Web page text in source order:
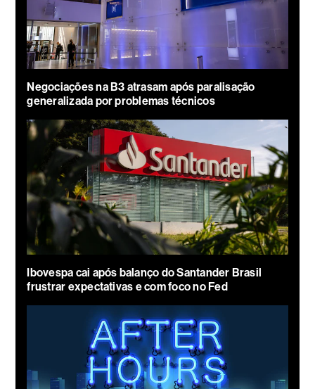
Negociações na B3 atrasam após paralisação
generalizada por problemas técnicos
Ibovespa cai após balanço do Santander Brasil
frustrar expectativas e com foco no Fed